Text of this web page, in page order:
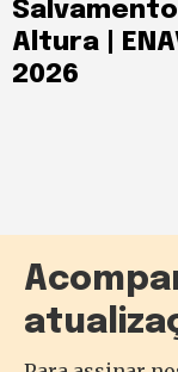
Altura |
2026